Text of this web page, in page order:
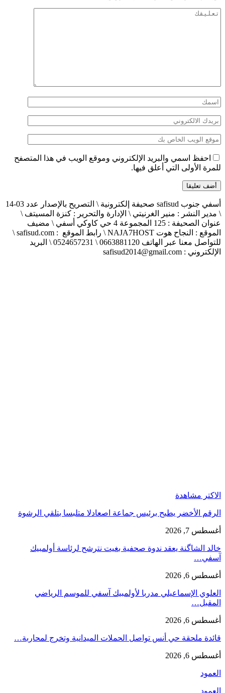
احفظ اسمي والبريد الإلكتروني وموقع الويب في هذا المتصفح
للمرة الأولى التي أعلق فيها.
أسفي جنوب safisud صحيفة إلكترونية \ التصريح بالإصدار عدد 03-14
\ مدير النشر : منير الغرنيتي \ الإدارة والتحرير : كنزة المسيتف \
عنوان الصحيفة : 125 المجموعة 4 حي كاوكي أسفي \ مضيف
الموقع : النجاح هوت NAJA7HOST \ رابط الموقع : safisud.com \
للتواصل معنا عبر الهاتف 0663881120 \ 0524657231 \ البريد
الإلكتروني : safisud2014@gmail.com
الاكتر مشاهدة
الرقم الأخضر يطيح برئيس جماعة اصعادلا متلبسا بتلقي الرشوة
أغسطس 7, 2026
خالد الشاگنة يعقد ندوة صحفية بغيت نترشح لرئاسة أولمبيك
آسفي…
أغسطس 6, 2026
العلوي الإسماعيلي مدربا لأولمبيك آسفي للموسم الرياضي
المقبل…
أغسطس 6, 2026
قائدة ملحقة حي أنس تواصل الحملات الميدانية وتخرج لمحاربة…
أغسطس 6, 2026
العمود
العمود